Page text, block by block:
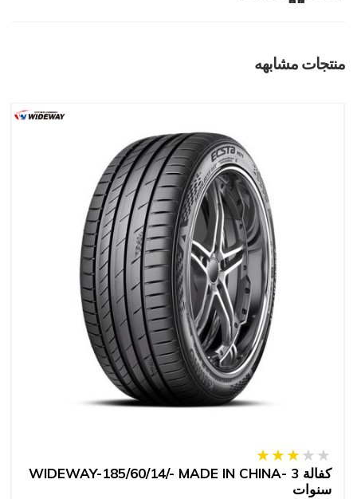
منتجات مشابهه
WIDEWAY-185/60/14/- MADE IN CHINA- كفالة 3
سنوات